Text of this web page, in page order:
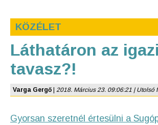
KÖZÉLET
Láthatáron az igazi
tavasz?!
Varga Gergő 2018. Március 23. 09:06:21 | Utolsó
Gyorsan szeretnél értesülni a